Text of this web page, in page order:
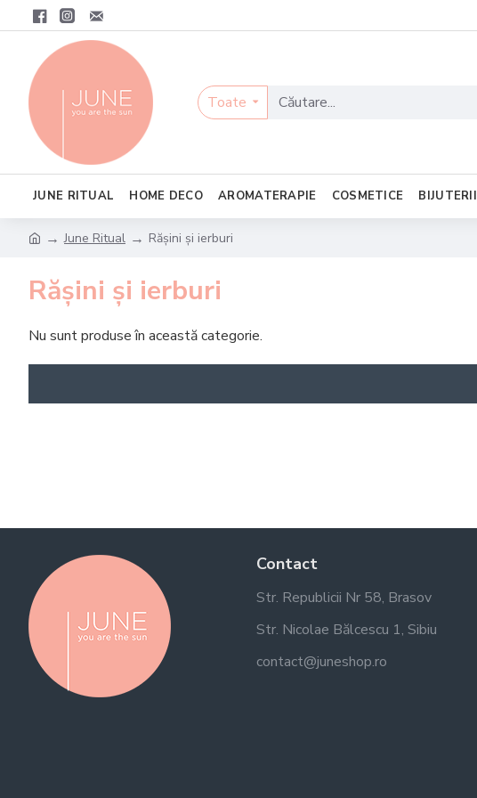
Toate
JUNE RITUAL HOME DECO AROMATERAPIE COSMETICE BIJUTERII
June Ritual Rășini și ierburi
Rășini și ierburi
Nu sunt produse în această categorie.
Contact
Str. Republicii Nr 58, Brasov
Str. Nicolae Bălcescu 1, Sibiu
contact@juneshop.ro